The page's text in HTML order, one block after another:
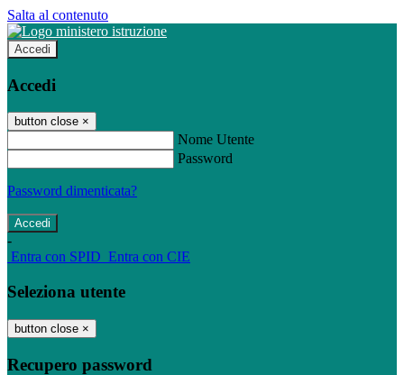
Salta al contenuto
Accedi
Accedi
button close ×
Nome Utente
Password
Password dimenticata?
-
Entra con SPID Entra con CIE
Seleziona utente
button close ×
Recupero password